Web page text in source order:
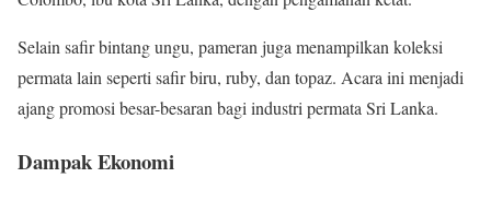
Selain safir bintang ungu, pameran juga menampilkan koleksi
permata lain seperti safir biru, ruby, dan topaz. Acara ini menjadi
ajang promosi besar-besaran bagi industri permata Sri Lanka.
Dampak Ekonomi